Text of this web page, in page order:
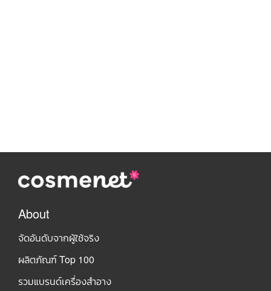
About
จัดอันดับจากผู้ใช้จริง
ผลิตภัณฑ์ Top 100
รวมแบรนด์เครื่องสำอาง